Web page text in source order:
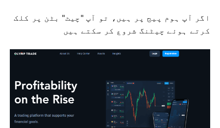
اگر آپ ہوم پیج پر ہیں، تو آپ "چیٹ" بٹن پر کلک
کرتے ہوئے چیٹنگ شروع کر سکتے ہیں